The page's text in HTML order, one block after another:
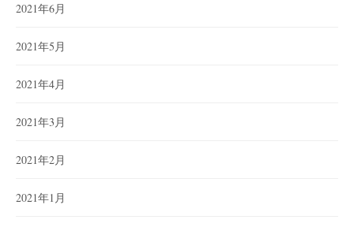
2021年6月
2021年5月
2021年4月
2021年3月
2021年2月
2021年1月